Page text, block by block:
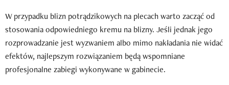
W przypadku blizn potrądzikowych na plecach warto zacząć od
stosowania odpowiedniego kremu na blizny. Jeśli jednak jego
rozprowadzanie jest wyzwaniem albo mimo nakładania nie widać
efektów, najlepszym rozwiązaniem będą wspomniane
profesjonalne zabiegi wykonywane w gabinecie.